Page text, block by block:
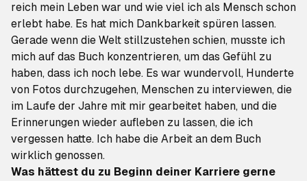
reich mein Leben war und wie viel ich als Mensch schon
erlebt habe. Es hat mich Dankbarkeit spüren lassen.
Gerade wenn die Welt stillzustehen schien, musste ich
mich auf das Buch konzentrieren, um das Gefühl zu
haben, dass ich noch lebe. Es war wundervoll, Hunderte
von Fotos durchzugehen, Menschen zu interviewen, die
im Laufe der Jahre mit mir gearbeitet haben, und die
Erinnerungen wieder aufleben zu lassen, die ich
vergessen hatte. Ich habe die Arbeit an dem Buch
wirklich genossen.
Was hättest du zu Beginn deiner Karriere gerne